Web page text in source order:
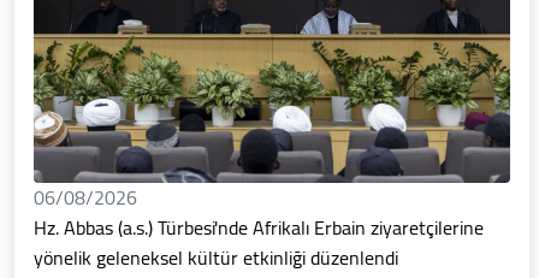
06/08/2026
Hz. Abbas (a.s.) Türbesi'nde Afrikalı Erbain ziyaretçilerine
yönelik geleneksel kültür etkinliği düzenlendi